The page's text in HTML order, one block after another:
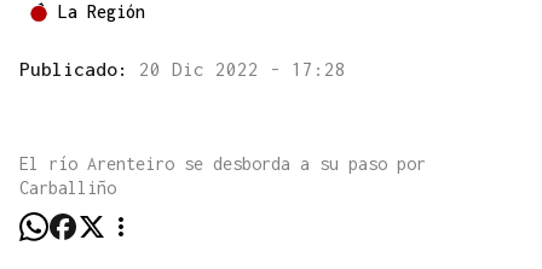
La Región
Publicado: 20 Dic 2022 - 17:28
El río Arenteiro se desborda a su paso por
Carballiño